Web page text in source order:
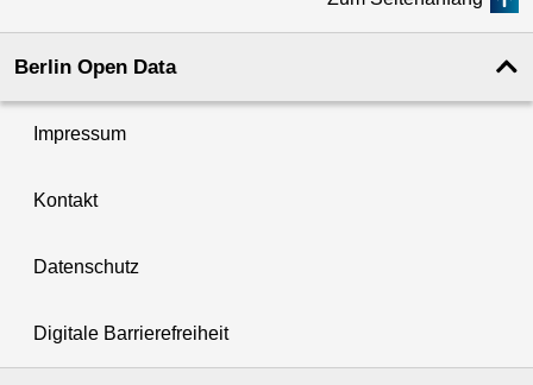
Berlin Open Data
Impressum
Kontakt
Datenschutz
Digitale Barrierefreiheit